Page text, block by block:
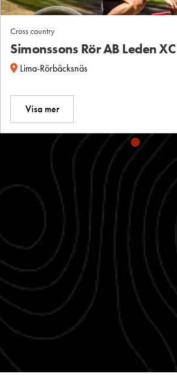
Cross country
Simonssons Rör AB Leden
Lima-Rörbäcksnäs
Visa mer